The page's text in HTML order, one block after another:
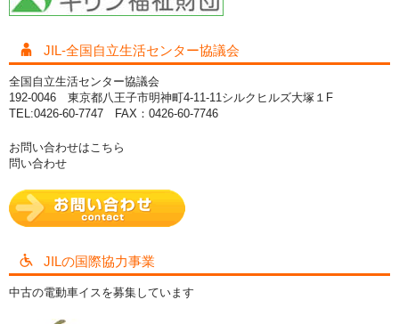
JIL-全国自立生活センター協議会
全国自立生活センター協議会
192-0046 東京都八王子市明神町4-11-11シルクヒルズ大塚１F
TEL:0426-60-7747 FAX：0426-60-7746
お問い合わせはこちら
問い合わせ
JILの国際協力事業
中古の電動車イスを募集しています